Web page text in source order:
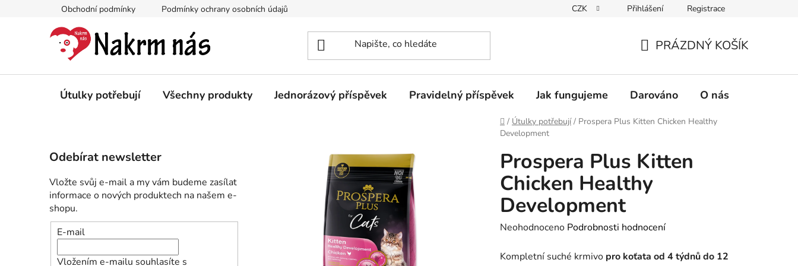
Obchodní podmínky Podmínky ochrany osobních údajů CZK Přihlášení Registrace
KOŠÍK
PRÁZDNÝ KOŠÍK
Útulky potřebují Všechny produkty Jednorázový příspěvek Pravidelný příspěvek Jak fungujeme Darováno O nás
Domů
/ Útulky potřebují / Prospera Plus Kitten Chicken Healthy
Development
o
s
t
r
a
Odebírat newsletter
Vložte svůj e-mail a my vám budeme zasílat
informace o nových produktech na našem e-
shopu.
E-mail
Vložením e-mailu souhlasíte s
Prospera Plus Kitten
Chicken Healthy
Development
Průměrné
produktu
Neohodnoceno Podrobnosti hodnocení
Kompletní suché krmivo pro koťata od 4 týdnů do 12